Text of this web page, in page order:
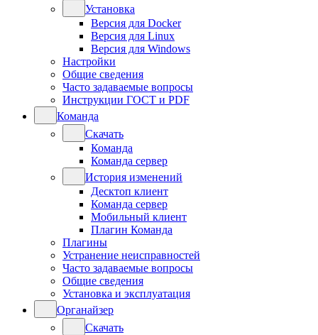
Установка
Версия для Docker
Версия для Linux
Версия для Windows
Настройки
Общие сведения
Часто задаваемые вопросы
Инструкции ГОСТ и PDF
Команда
Скачать
Команда
Команда сервер
История изменений
Десктоп клиент
Команда сервер
Мобильный клиент
Плагин Команда
Плагины
Устранение неисправностей
Часто задаваемые вопросы
Общие сведения
Установка и эксплуатация
Органайзер
Скачать